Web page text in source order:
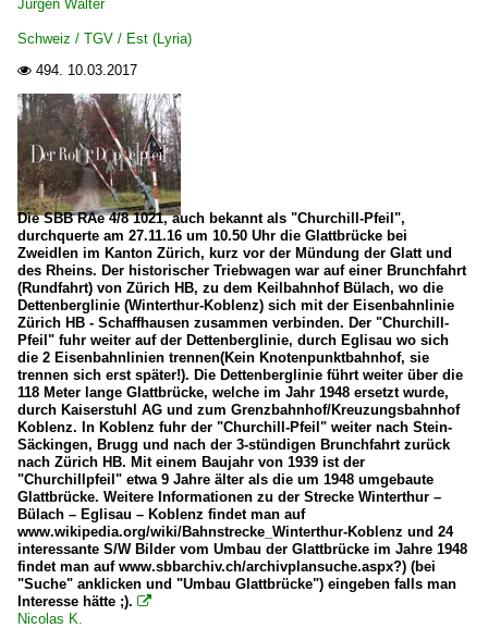
Jürgen Walter
Schweiz / TGV / Est (Lyria)
 494. 10.03.2017
Die SBB RAe 4/8 1021, auch bekannt als "Churchill-Pfeil",
durchquerte am 27.11.16 um 10.50 Uhr die Glattbrücke bei
Zweidlen im Kanton Zürich, kurz vor der Mündung der Glatt und
des Rheins. Der historischer Triebwagen war auf einer Brunchfahrt
(Rundfahrt) von Zürich HB, zu dem Keilbahnhof Bülach, wo die
Dettenberglinie (Winterthur-Koblenz) sich mit der Eisenbahnlinie
Zürich HB - Schaffhausen zusammen verbinden. Der "Churchill-
Pfeil" fuhr weiter auf der Dettenberglinie, durch Eglisau wo sich
die 2 Eisenbahnlinien trennen(Kein Knotenpunktbahnhof, sie
trennen sich erst später!). Die Dettenberglinie führt weiter über die
118 Meter lange Glattbrücke, welche im Jahr 1948 ersetzt wurde,
durch Kaiserstuhl AG und zum Grenzbahnhof/Kreuzungsbahnhof
Koblenz. In Koblenz fuhr der "Churchill-Pfeil" weiter nach Stein-
Säckingen, Brugg und nach der 3-stündigen Brunchfahrt zurück
nach Zürich HB. Mit einem Baujahr von 1939 ist der
"Churchillpfeil" etwa 9 Jahre älter als die um 1948 umgebaute
Glattbrücke. Weitere Informationen zu der Strecke Winterthur –
Bülach – Eglisau – Koblenz findet man auf
www.wikipedia.org/wiki/Bahnstrecke_Winterthur-Koblenz und 24
interessante S/W Bilder vom Umbau der Glattbrücke im Jahre 1948
findet man auf www.sbbarchiv.ch/archivplansuche.aspx?) (bei
"Suche" anklicken und "Umbau Glattbrücke") eingeben falls man
Interesse hätte ;). 
Nicolas K.